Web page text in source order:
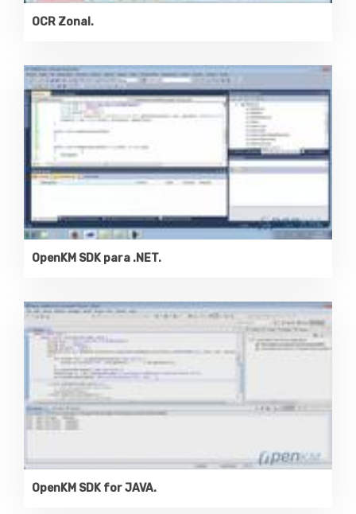
OCR Zonal.
OpenKM SDK para .NET.
OpenKM SDK for JAVA.